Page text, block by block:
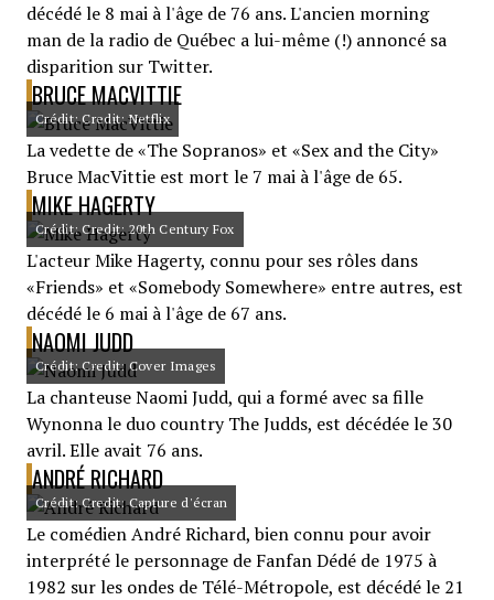
décédé le 8 mai à l'âge de 76 ans. L'ancien morning
man de la radio de Québec a lui-même (!) annoncé sa
disparition sur Twitter.
BRUCE MACVITTIE
Crédit: Credit: Netflix
La vedette de «The Sopranos» et «Sex and the City»
Bruce MacVittie est mort le 7 mai à l'âge de 65.
MIKE HAGERTY
Crédit: Credit: 20th Century Fox
L'acteur Mike Hagerty, connu pour ses rôles dans
«Friends» et «Somebody Somewhere» entre autres, est
décédé le 6 mai à l'âge de 67 ans.
NAOMI JUDD
Crédit: Credit: Cover Images
La chanteuse Naomi Judd, qui a formé avec sa fille
Wynonna le duo country The Judds, est décédée le 30
avril. Elle avait 76 ans.
ANDRÉ RICHARD
Crédit: Credit: Capture d'écran
Le comédien André Richard, bien connu pour avoir
interprété le personnage de Fanfan Dédé de 1975 à
1982 sur les ondes de Télé-Métropole, est décédé le 21